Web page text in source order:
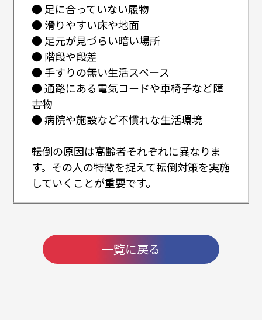
● 足に合っていない履物
● 滑りやすい床や地面
● 足元が見づらい暗い場所
● 階段や段差
● 手すりの無い生活スペース
● 通路にある電気コードや車椅子など障
害物
● 病院や施設など不慣れな生活環境
転倒の原因は高齢者それぞれに異なりま
す。その人の特徴を捉えて転倒対策を実施
していくことが重要です。
一覧に戻る